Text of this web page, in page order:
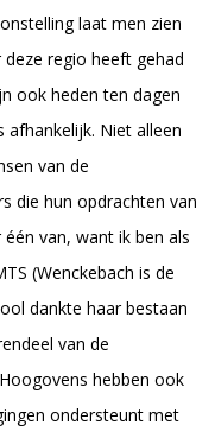
laat men zien
regio heeft gehad
ook heden ten dagen
Niet alleen
van de
die hun opdrachten van
van, want ik ben als
(Wenckebach is de
dankte haar bestaan
van de
hebben ook
ondersteunt met